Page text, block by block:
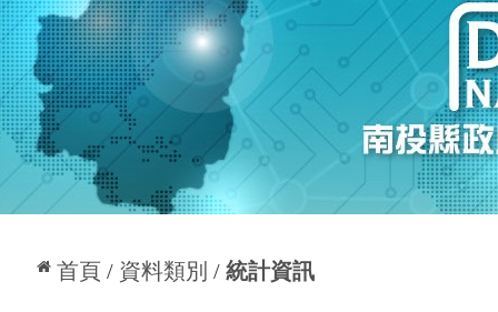
首頁 資料類別 統計資訊